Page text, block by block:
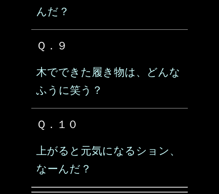
んだ？
Ｑ．９
木でできた履き物は、どんな
ふうに笑う？
Ｑ．１０
上がると元気になるション、
なーんだ？